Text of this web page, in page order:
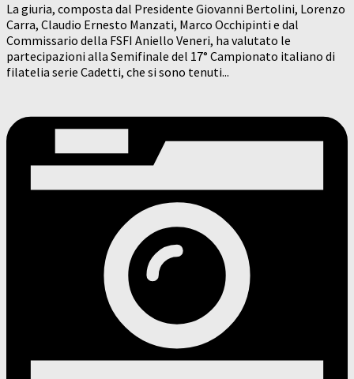
La giuria, composta dal Presidente Giovanni Bertolini, Lorenzo
Carra, Claudio Ernesto Manzati, Marco Occhipinti e dal
Commissario della FSFI Aniello Veneri, ha valutato le
partecipazioni alla Semifinale del 17° Campionato italiano di
filatelia serie Cadetti, che si sono tenuti...